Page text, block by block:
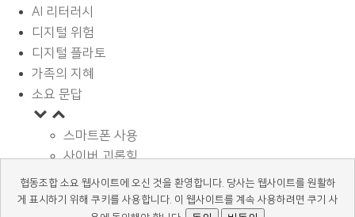
AI 리터러시
디지털 위험
디지털 플라토
가족의 지혜
소요 문답
스마트폰 사용
사이버 괴롭힘
페이스북과 SNS
디지털과 학습
협동조합 소요 웹사이트에 오신 것을 환영합니다. 당사는 웹사이트를 원활하
게 표시하기 위해 쿠키를 사용합니다. 이 웹사이트를 계속 사용하려면 쿠기 사